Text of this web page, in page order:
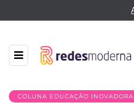
COLUNA EDUCAÇÃO INOVADORA